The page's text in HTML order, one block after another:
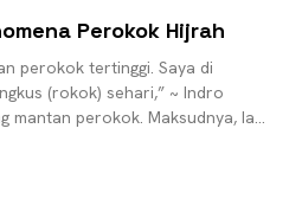
Perokok Hijrah
perokok tertinggi. Saya di
(rokok) sehari,” ~ Indro
mantan perokok. Maksudnya, Ia